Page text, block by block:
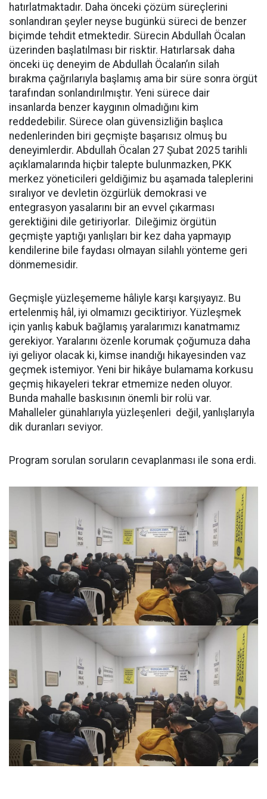
hatırlatmaktadır. Daha önceki çözüm süreçlerini
sonlandıran şeyler neyse bugünkü süreci de benzer
biçimde tehdit etmektedir. Sürecin Abdullah Öcalan
üzerinden başlatılması bir risktir. Hatırlarsak daha
önceki üç deneyim de Abdullah Öcalan’ın silah
bırakma çağrılarıyla başlamış ama bir süre sonra örgüt
tarafından sonlandırılmıştır. Yeni sürece dair
insanlarda benzer kaygının olmadığını kim
reddedebilir. Sürece olan güvensizliğin başlıca
nedenlerinden biri geçmişte başarısız olmuş bu
deneyimlerdir. Abdullah Öcalan 27 Şubat 2025 tarihli
açıklamalarında hiçbir talepte bulunmazken, PKK
merkez yöneticileri geldiğimiz bu aşamada taleplerini
sıralıyor ve devletin özgürlük demokrasi ve
entegrasyon yasalarını bir an evvel çıkarması
gerektiğini dile getiriyorlar. Dileğimiz örgütün
geçmişte yaptığı yanlışları bir kez daha yapmayıp
kendilerine bile faydası olmayan silahlı yönteme geri
dönmemesidir.
Geçmişle yüzleşememe hâliyle karşı karşıyayız. Bu
ertelenmiş hâl, iyi olmamızı geciktiriyor. Yüzleşmek
için yanlış kabuk bağlamış yaralarımızı kanatmamız
gerekiyor. Yaralarını özenle korumak çoğumuza daha
iyi geliyor olacak ki, kimse inandığı hikayesinden vaz
geçmek istemiyor. Yeni bir hikâye bulamama korkusu
geçmiş hikayeleri tekrar etmemize neden oluyor.
Bunda mahalle baskısının önemli bir rolü var.
Mahalleler günahlarıyla yüzleşenleri değil, yanlışlarıyla
dik duranları seviyor.
Program sorulan soruların cevaplanması ile sona erdi.